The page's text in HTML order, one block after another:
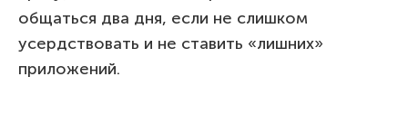
общаться два дня, если не слишком
усердствовать и не ставить «лишних»
приложений.